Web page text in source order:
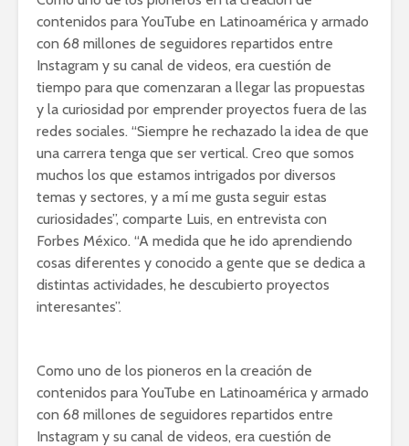
contenidos para YouTube en Latinoamérica y armado
con 68 millones de seguidores repartidos entre
Instagram y su canal de videos, era cuestión de
tiempo para que comenzaran a llegar las propuestas
y la curiosidad por emprender proyectos fuera de las
redes sociales. “Siempre he rechazado la idea de que
una carrera tenga que ser vertical. Creo que somos
muchos los que estamos intrigados por diversos
temas y sectores, y a mí me gusta seguir estas
curiosidades”, comparte Luis, en entrevista con
Forbes México. “A medida que he ido aprendiendo
cosas diferentes y conocido a gente que se dedica a
distintas actividades, he descubierto proyectos
interesantes”.
Como uno de los pioneros en la creación de
contenidos para YouTube en Latinoamérica y armado
con 68 millones de seguidores repartidos entre
Instagram y su canal de videos, era cuestión de